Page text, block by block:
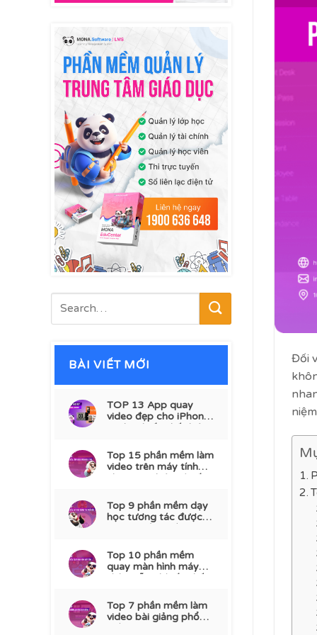
BÀI VIẾT MỚI
TOP 13 App quay
video đẹp cho iPhone,
Android tốt nhất hiện
Top 15 phần mềm làm
video trên máy tính
chuyên nghiệp và tốt
Top 9 phần mềm dạy
học tương tác được
Top 10 phần mềm
quay màn hình máy
tính miễn phí tốt nhất
Top 7 phần mềm làm
video bài giảng phổ
Đối